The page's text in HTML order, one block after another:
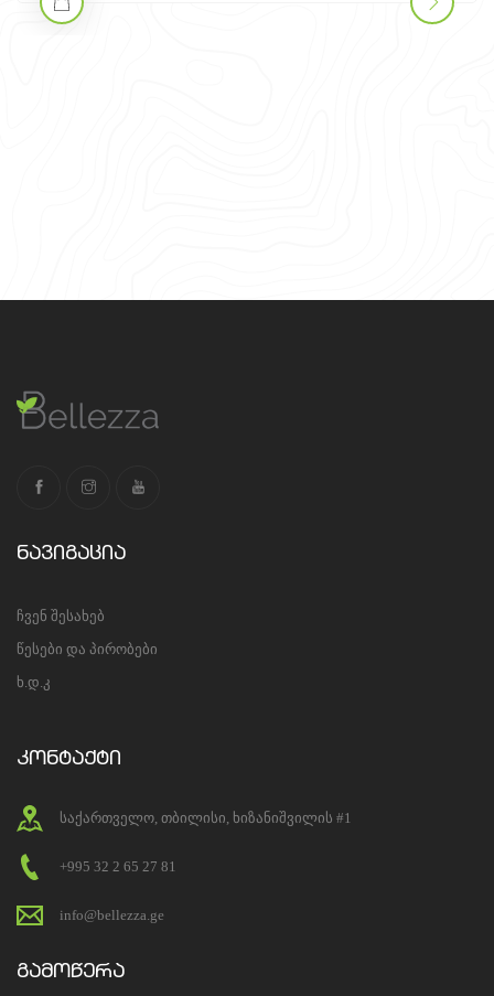
ნავიგაცია
ჩვენ შესახებ
წესები და პირობები
ხ.დ.კ
კონტაქტი
საქართველო, თბილისი, ხიზანიშვილის #1
+995 32 2 65 27 81
info@bellezza.ge
გამოწერა